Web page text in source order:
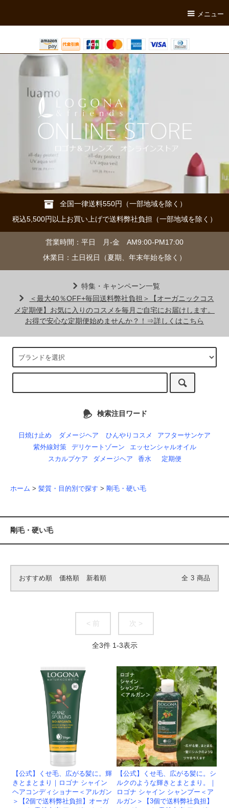
メニュー
全国一律送料550円（一部地域を除く）
税込5,500円以上お買い上げで送料弊社負担（一部地域を除く）
営業時間：平日 月-金 AM9:00-PM17:00
休業日：土日祝日（夏期、年末年始を除く）
特集・キャンペーン一覧
＜最大40％OFF+毎回送料弊社負担＞【オーガニックコス
メ定期便】お気に入りのコスメを毎月ご自宅にお届けします。
お得で安心な定期便始めませんか？！⇒詳しくはこちら
検索注目ワード
日焼け止め ダメージヘア ひんやりコスメ
アフターサンケア
紫外線対策
デリケートゾーン
エッセンシャルオイル
スカルプケア
ダメージヘア 香水 定期便
ホーム > 髪質・目的別で探す > 剛毛・硬い毛
剛毛・硬い毛
おすすめ順 価格順 新着順 全 3 商品
< 前 次 >
全3件 1-3表示
【公式】くせ毛、広がる髪に。輝
きとまとまり｜ロゴナ シャイン
ヘアコンディショナー＜アルガン
＞【2個で送料弊社負担】オーガ
【公式】くせ毛、広がる髪に。シ
ルクのような輝きとまとまり。｜
ロゴナ シャイン シャンプー＜ア
ルガン＞【3個で送料弊社負担】